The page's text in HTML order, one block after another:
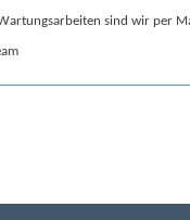
sind wir per